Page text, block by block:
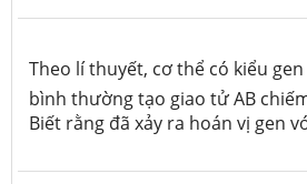
Theo lí thuyết, cơ thể có kiểu gen
bình thường tạo giao tử AB
Biết rằng đã xảy ra hoán vị gen